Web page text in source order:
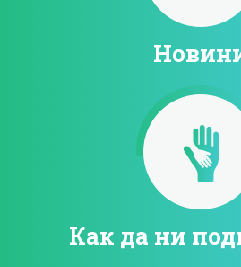
Как да ни